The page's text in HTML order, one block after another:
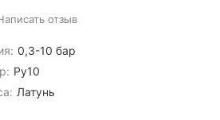
отзыв
0,3-10 бар
Ру10
Латунь